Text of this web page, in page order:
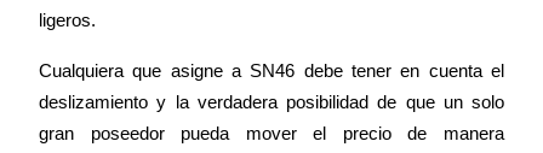
ligeros.
Cualquiera que asigne a SN46 debe tener en cuenta el
deslizamiento y la verdadera posibilidad de que un solo
gran poseedor pueda mover el precio de manera